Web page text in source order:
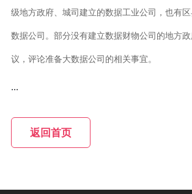
级地方政府、城司建立的数据工业公司，也有
数据公司。部分没有建立数据财物公司的地方
议，评论准备大数据公司的相关事宜。
...
返回首页